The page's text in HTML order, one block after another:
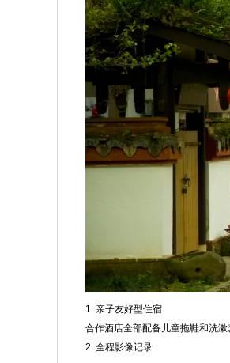
1. 亲子友好型住宿
合作酒店全部配备儿童拖鞋和洗
2. 全程影像记录